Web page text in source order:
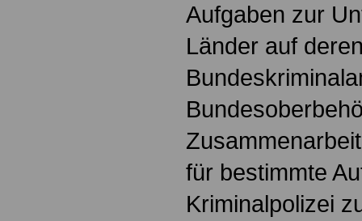
Aufgaben zur
Länder auf
für bestimmte
Kriminalpolizei